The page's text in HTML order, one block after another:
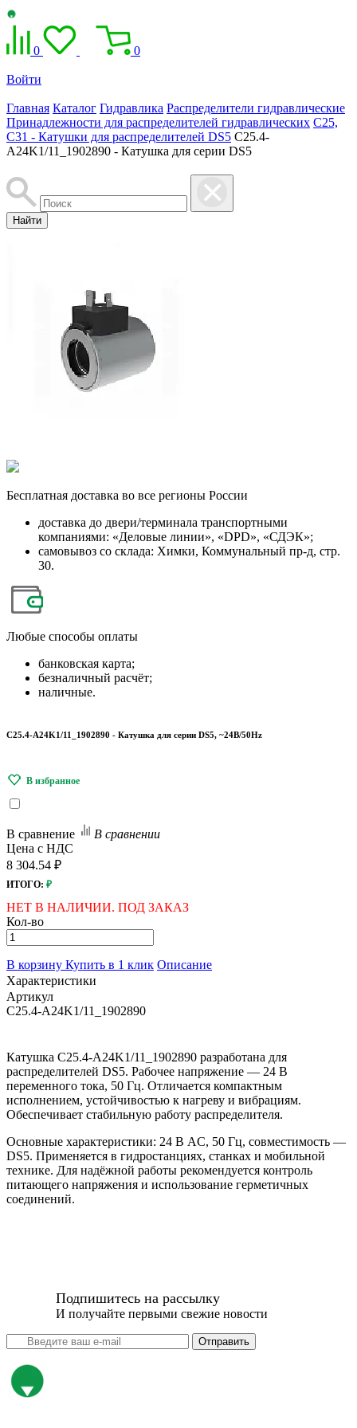
0 0
Войти
Главная Каталог Гидравлика Распределители гидравлические
Принадлежности для распределителей гидравлических C25,
C31 - Катушки для распределителей DS5 C25.4-
A24K1/11_1902890 - Катушка для серии DS5
Найти
Бесплатная доставка во все регионы России
доставка до двери/терминала транспортными
компаниями: «Деловые линии», «DPD», «СДЭК»;
самовывоз со склада: Химки, Коммунальный пр-д, стр.
30.
Любые способы оплаты
банковская карта;
безналичный расчёт;
наличные.
C25.4-A24K1/11_1902890 - Катушка для серии DS5, ~24B/50Hz
В сравнение
В сравнении
Цена с НДС
8 304.54 ₽
ИТОГО: ₽
НЕТ В НАЛИЧИИ. ПОД ЗАКАЗ
Кол-во
В корзину Купить в 1 клик Описание
Характеристики
Артикул
C25.4-A24K1/11_1902890
Катушка C25.4-A24K1/11_1902890 разработана для
распределителей DS5. Рабочее напряжение — 24 В
переменного тока, 50 Гц. Отличается компактным
исполнением, устойчивостью к нагреву и вибрациям.
Обеспечивает стабильную работу распределителя.
Основные характеристики: 24 В AC, 50 Гц, совместимость —
DS5. Применяется в гидростанциях, станках и мобильной
технике. Для надёжной работы рекомендуется контроль
питающего напряжения и использование герметичных
соединений.
Подпишитесь на рассылку
И получайте первыми свежие новости
Отправить